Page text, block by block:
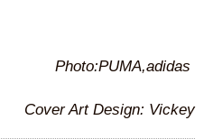
Photo:PUMA,adidas
Cover Art Design: Vickey